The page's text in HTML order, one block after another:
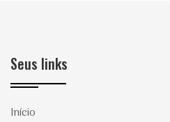
Seus links
Início